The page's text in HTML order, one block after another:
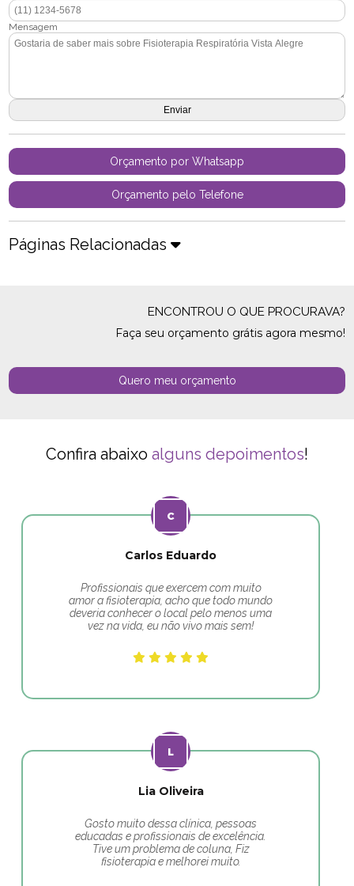
Mensagem
Orçamento por Whatsapp
Orçamento pelo Telefone
Páginas Relacionadas
ENCONTROU O QUE PROCURAVA?
Faça seu orçamento grátis agora mesmo!
Quero meu orçamento
Confira abaixo alguns depoimentos!
Carlos Eduardo
Profissionais que exercem com muito
amor a fisioterapia, acho que todo mundo
deveria conhecer o local pelo menos uma
vez na vida, eu não vivo mais sem!
Lia Oliveira
Gosto muito dessa clínica, pessoas
educadas e profissionais de excelência.
Tive um problema de coluna, Fiz
fisioterapia e melhorei muito.